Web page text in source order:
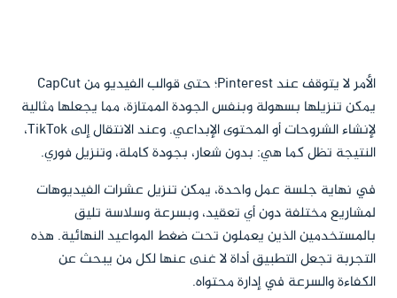
الأمر لا يتوقف عند Pinterest؛ حتى قوالب الفيديو من CapCut
يمكن تنزيلها بسهولة وبنفس الجودة الممتازة، مما يجعلها مثالية
لإنشاء الشروحات أو المحتوى الإبداعي. وعند الانتقال إلى TikTok،
النتيجة تظل كما هي: بدون شعار، بجودة كاملة، وتنزيل فوري.
في نهاية جلسة عمل واحدة، يمكن تنزيل عشرات الفيديوهات
لمشاريع مختلفة دون أي تعقيد، وبسرعة وسلاسة تليق
بالمستخدمين الذين يعملون تحت ضغط المواعيد النهائية. هذه
التجربة تجعل التطبيق أداة لا غنى عنها لكل من يبحث عن
الكفاءة والسرعة في إدارة محتواه.